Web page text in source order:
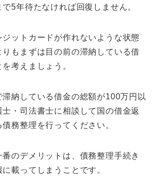
5年待たなければ回復しません。
ジットカードが作れないような状態
もまずは目の前の滞納している借
考えましょう。
滞納している借金の総額が100万円以
士・司法書士に相談して国の借金返
務整理を行ってください。
のデメリットは、債務整理手続き
載ってしまうことです。